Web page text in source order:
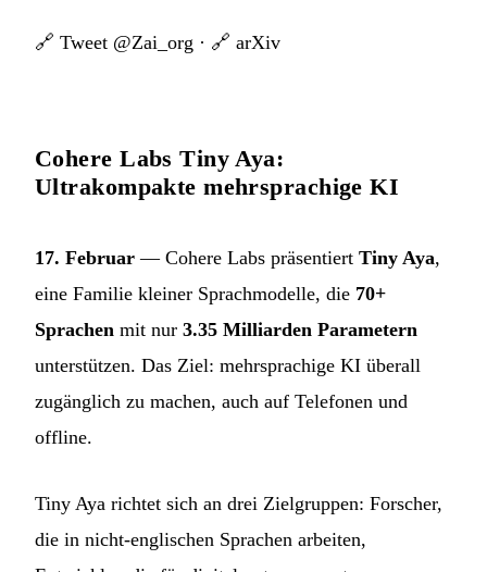
🔗 Tweet @Zai_org · 🔗 arXiv
Cohere Labs Tiny Aya:
Ultrakompakte mehrsprachige KI
17. Februar — Cohere Labs präsentiert Tiny Aya,
eine Familie kleiner Sprachmodelle, die 70+
Sprachen mit nur 3.35 Milliarden Parametern
unterstützen. Das Ziel: mehrsprachige KI überall
zugänglich zu machen, auch auf Telefonen und
offline.
Tiny Aya richtet sich an drei Zielgruppen: Forscher,
die in nicht-englischen Sprachen arbeiten,